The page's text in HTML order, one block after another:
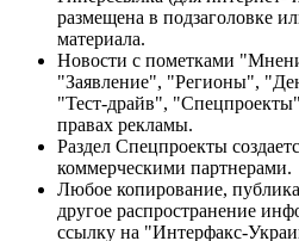
размещена в подзаголовке
материала.
Новости с пометками
"Заявление", "Регионы",
"Тест-драйв",
правах рекламы.
Раздел Спецпроекты
коммерческими партнерами.
Любое копирование,
другое распространение
ссылку на "Интерфакс-